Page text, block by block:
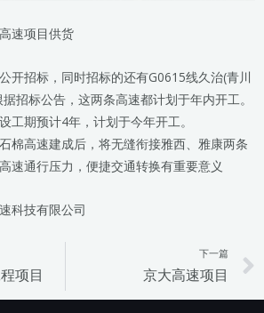
速项目供货
开招标，同时招标的还有G0615线久治(青川
招标公告，这两条高速都计划于年内开工。
工期预计4年，计划于今年开工。
棉高速建成后，将无缝衔接雅西、雅康两条
速通行压力，便捷交通转换有重要意义
科技有限公司
项目
下一篇
京大高速项目